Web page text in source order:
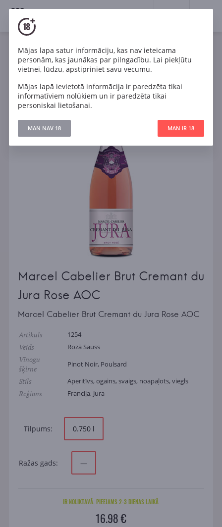
18+
Dzirkstošais Rozā Sauss
Francija
Marcel Cabelier Brut Cremant du Jura Rose AOC
Marcel Cabelier Brut Cremant du
Jura Rose AOC
Marcel Cabelier Brut Cremant du Jura Rose AOC
Artikuls 1254
Veids Rozā Sauss
Vīnogu
šķirne
Pinot Noir, Poulsard
Stils Aperitīvs, ogains, svaigs, noapaļots, viegls
Reģions Francija, Jura
Tilpums: 0.750 l
Ražas gads: —
IR NOLIKTAVĀ. PIEEJAMS 2-3 DIENAS LAIKĀ
16.98 €
Mājas lapa satur informāciju, kas nav ieteicama
personām, kas jaunākas par pilngadību. Lai piekļūtu
vietnei, lūdzu, apstipriniet savu vecumu.
Mājas lapā ievietotā informācija ir paredzēta tikai
informatīviem nolūkiem un ir paredzēta tikai
personiskai lietošanai.
MAN NAV 18 MAN IR 18